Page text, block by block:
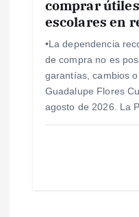
comprar
escolares en
•La dependencia
de compra no es
garantías, cambios
Guadalupe Flores
agosto de 2026. La